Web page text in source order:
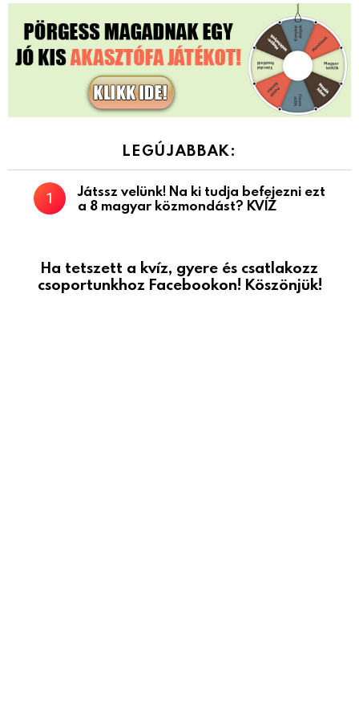
LEGÚJABBAK:
Játssz velünk! Na ki tudja befejezni ezt
a 8 magyar közmondást? KVÍZ
Ha tetszett a kvíz, gyere és csatlakozz
csoportunkhoz Facebookon! Köszönjük!